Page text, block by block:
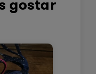
gostar